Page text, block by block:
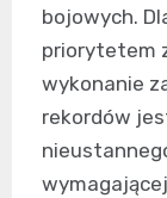
bojowych.
priorytetem
wykonanie
rekordów